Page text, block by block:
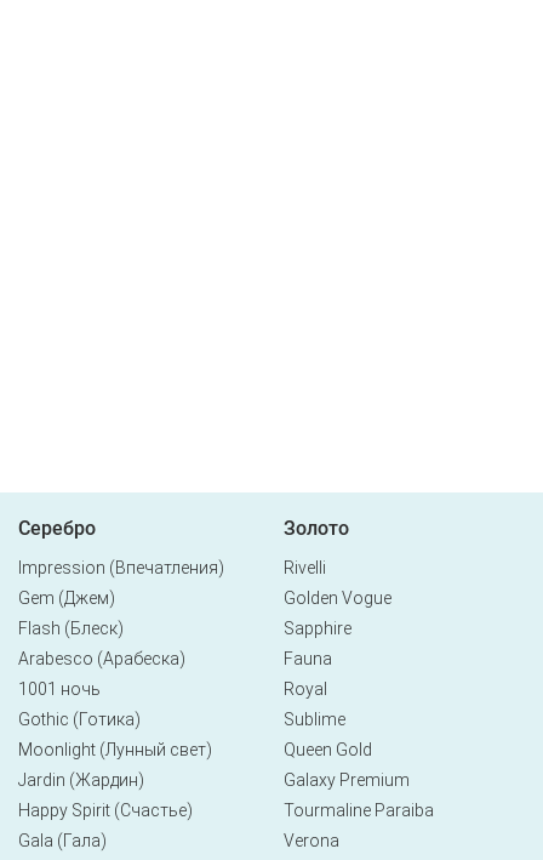
Серебро
Impression (Впечатления)
Gem (Джем)
Flash (Блеск)
Arabesco (Арабеска)
1001 ночь
Gothic (Готика)
Moonlight (Лунный свет)
Jardin (Жардин)
Happy Spirit (Счастье)
Gala (Гала)
Золото
Rivelli
Golden Vogue
Sapphire
Fauna
Royal
Sublime
Queen Gold
Galaxy Premium
Tourmaline Paraiba
Verona